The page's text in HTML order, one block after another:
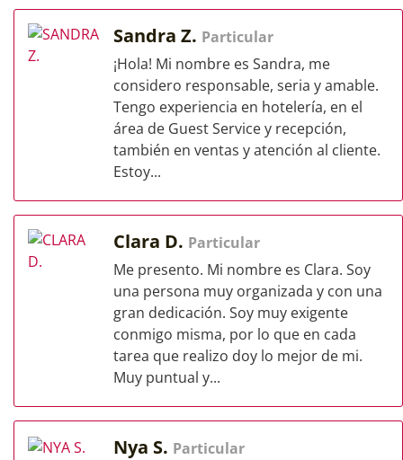
Sandra Z. Particular
¡Hola! Mi nombre es Sandra, me
considero responsable, seria y amable.
Tengo experiencia en hotelería, en el
área de Guest Service y recepción,
también en ventas y atención al cliente.
Estoy...
Clara D. Particular
Me presento. Mi nombre es Clara. Soy
una persona muy organizada y con una
gran dedicación. Soy muy exigente
conmigo misma, por lo que en cada
tarea que realizo doy lo mejor de mi.
Muy puntual y...
Nya S. Particular